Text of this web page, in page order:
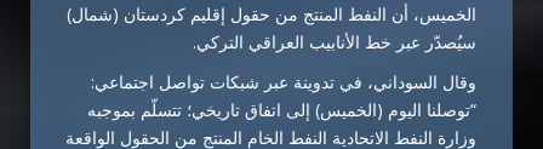
الخميس، أن النفط المنتج من حقول إقليم كردستان (شمال)
سيُصدّر عبر خط الأنابيب العراقي التركي.
وقال السوداني، في تدوينة عبر شبكات تواصل اجتماعي:
“توصلنا اليوم (الخميس) إلى اتفاق تاريخي؛ تتسلّم بموجبه
وزارة النفط الاتحادية النفط الخام المنتج من الحقول الواقعة